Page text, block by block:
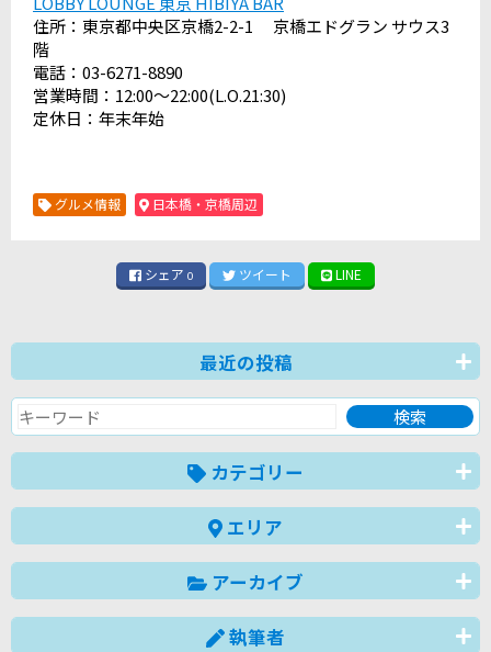
住所：東京都中央区京橋2-2-1 京橋エドグラン サウス3
階
電話：03-6271-8890
営業時間：12:00～22:00(L.O.21:30)
定休日：年末年始
グルメ情報 日本橋・京橋周辺
シェア 0 ツイート LINE
最近の投稿
カテゴリー
エリア
アーカイブ
執筆者